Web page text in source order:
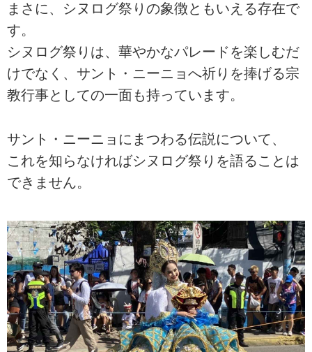
まさに、シヌログ祭りの象徴ともいえる存在で
す。
シヌログ祭りは、華やかなパレードを楽しむだ
けでなく、サント・ニーニョへ祈りを捧げる宗
教行事としての一面も持っています。
サント・ニーニョにまつわる伝説について、
これを知らなければシヌログ祭りを語ることは
できません。